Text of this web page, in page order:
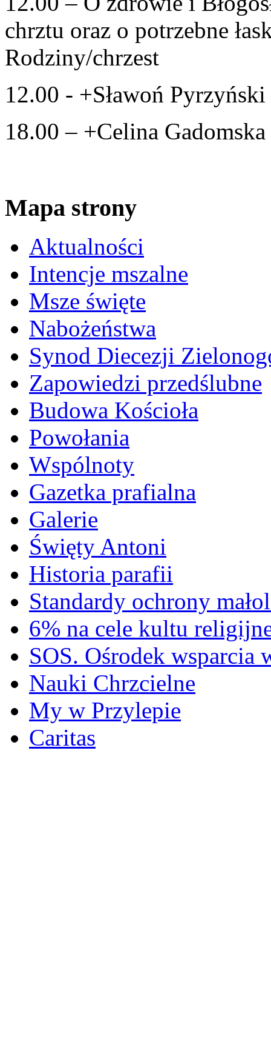
chrztu oraz o potrzebne
Rodziny/chrzest
12.00 - +Sławoń
18.00 – +Celina
Mapa strony
Aktualności
Intencje mszalne
Msze święte
Nabożeństwa
Synod Diecezji
Zapowiedzi przedślubne
Budowa Kościoła
Powołania
Wspólnoty
Gazetka prafialna
Galerie
Święty Antoni
Historia parafii
Standardy ochrony
6% na cele kultu
SOS. Ośrodek wsparcia
Nauki Chrzcielne
My w Przylepie
Caritas